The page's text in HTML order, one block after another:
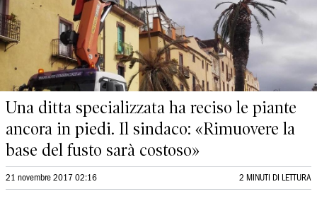
Una ditta specializzata ha reciso le piante
ancora in piedi. Il sindaco: «Rimuovere la
base del fusto sarà costoso»
21 novembre 2017 02:16 2 MINUTI DI LETTURA